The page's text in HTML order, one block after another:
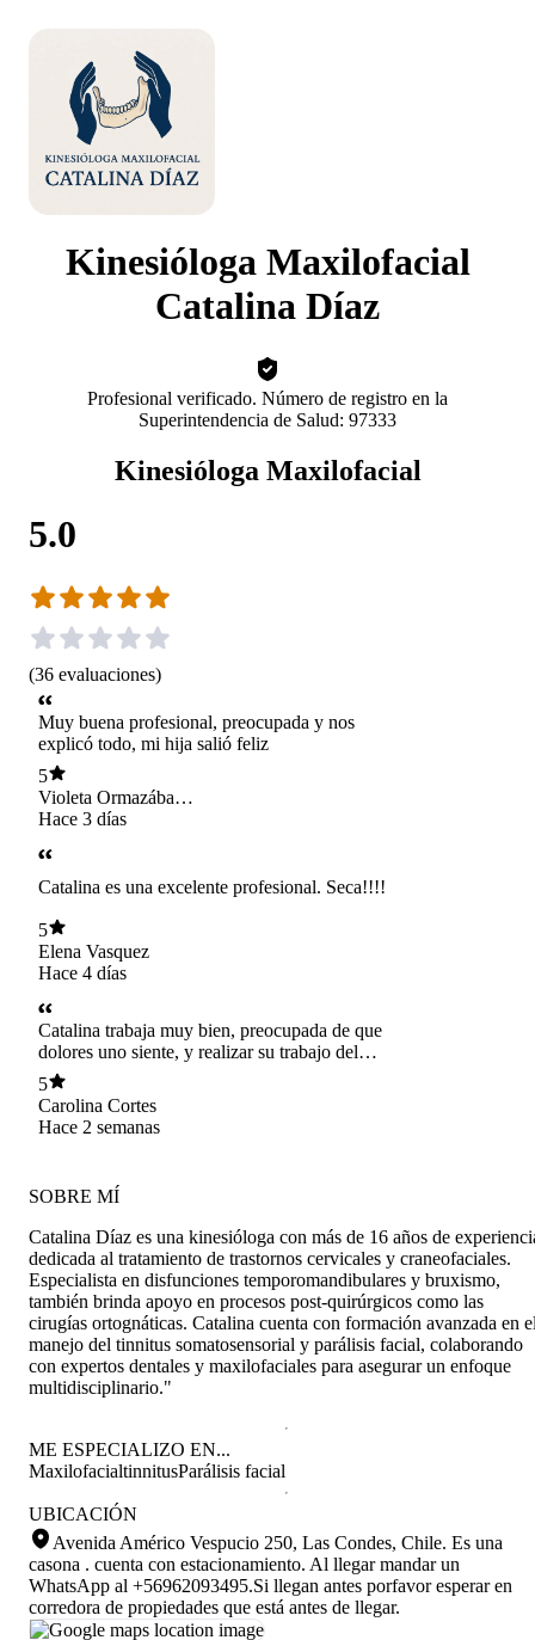
Kinesióloga Maxilofacial
Catalina Díaz
Profesional verificado. Número de registro en la
Superintendencia de Salud: 97333
Kinesióloga Maxilofacial
5.0
(36 evaluaciones)
Muy buena profesional, preocupada y nos
explicó todo, mi hija salió feliz
5
Violeta Ormazábal
Rogazzy
Hace 3 días
Catalina es una excelente profesional. Seca!!!!
5
Elena Vasquez
Hace 4 días
Catalina trabaja muy bien, preocupada de que
dolores uno siente, y realizar su trabajo del
mejor modo, despues de mi primera sesion me
senti mucho mejor….
5
Carolina Cortes
Hace 2 semanas
SOBRE MÍ
Catalina Díaz es una kinesióloga con más de 16 años de
dedicada al tratamiento de trastornos cervicales y craneofaciales.
Especialista en disfunciones temporomandibulares y bruxismo,
también brinda apoyo en procesos post-quirúrgicos como las
cirugías ortognáticas. Catalina cuenta con formación avanzada en
manejo del tinnitus somatosensorial y parálisis facial, colaborando
con expertos dentales y maxilofaciales para asegurar un enfoque
multidisciplinario."
ME ESPECIALIZO EN...
MaxilofacialtinnitusParálisis facial
UBICACIÓN
Avenida Américo Vespucio 250, Las Condes, Chile. Es una
casona . cuenta con estacionamiento. Al llegar mandar un
WhatsApp al +56962093495.Si llegan antes porfavor esperar en
corredora de propiedades que está antes de llegar.